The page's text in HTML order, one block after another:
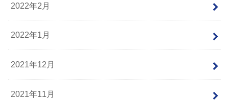
2022年2月
2022年1月
2021年12月
2021年11月